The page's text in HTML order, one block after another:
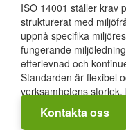
ISO 14001 ställer krav
strukturerat med
uppnå specifika
fungerande
efterlevnad och
Standarden är flexibel
verksamhetens
Kontakta oss